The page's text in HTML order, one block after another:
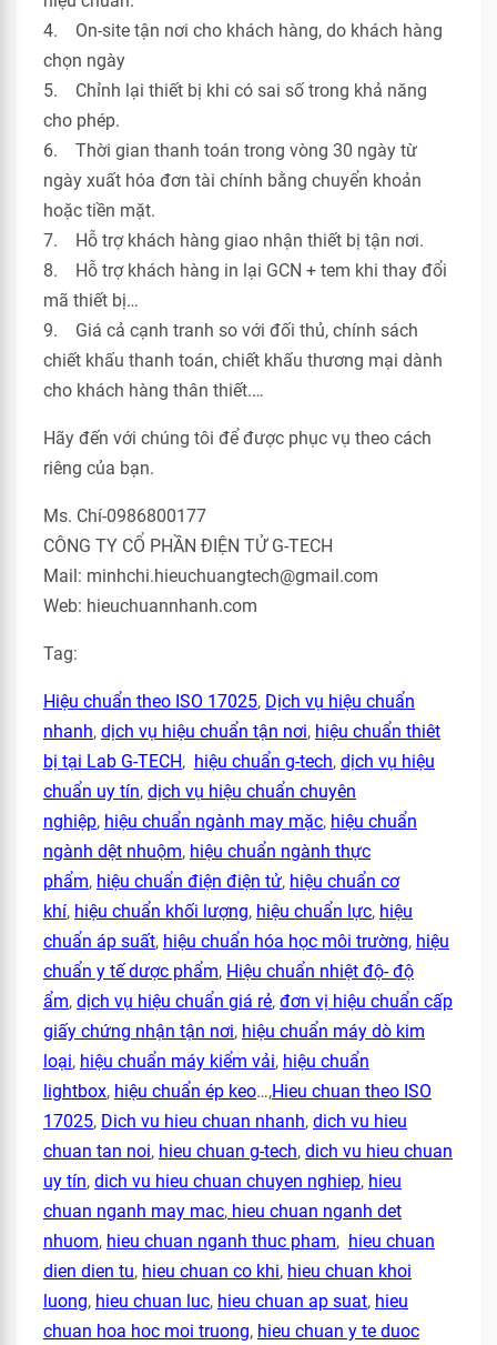
4. On-site tận nơi cho khách hàng, do khách hàng
chọn ngày
5. Chỉnh lại thiết bị khi có sai số trong khả năng
cho phép.
6. Thời gian thanh toán trong vòng 30 ngày từ
ngày xuất hóa đơn tài chính bằng chuyển khoản
hoặc tiền mặt.
7. Hỗ trợ khách hàng giao nhận thiết bị tận nơi.
8. Hỗ trợ khách hàng in lại GCN + tem khi thay đổi
mã thiết bị…
9. Giá cả cạnh tranh so với đối thủ, chính sách
chiết khấu thanh toán, chiết khấu thương mại dành
cho khách hàng thân thiết.…
Hãy đến với chúng tôi để được phục vụ theo cách
riêng của bạn.
Ms. Chí-0986800177
CÔNG TY CỔ PHẦN ĐIỆN TỬ G-TECH
Mail: minhchi.hieuchuangtech@gmail.com
Web: hieuchuannhanh.com
Tag:
Hiệu chuẩn theo ISO 17025, Dịch vụ hiệu chuẩn
nhanh, dịch vụ hiệu chuẩn tận nơi, hiệu chuẩn thiêt
bị tại Lab G-TECH, hiệu chuẩn g-tech, dịch vụ hiệu
chuẩn uy tín, dịch vụ hiệu chuẩn chuyên
nghiệp, hiệu chuẩn ngành may mặc, hiệu chuẩn
ngành dệt nhuộm, hiệu chuẩn ngành thực
phẩm, hiệu chuẩn điện điện tử, hiệu chuẩn cơ
khí, hiệu chuẩn khối lượng, hiệu chuẩn lực, hiệu
chuẩn áp suất, hiệu chuẩn hóa học môi trường, hiệu
chuẩn y tế dược phẩm, Hiệu chuẩn nhiệt độ- độ
ẩm, dịch vụ hiệu chuẩn giá rẻ, đơn vị hiệu chuẩn cấp
giấy chứng nhận tận nơi, hiệu chuẩn máy dò kim
loại, hiệu chuẩn máy kiểm vải, hiệu chuẩn
lightbox, hiệu chuẩn ép keo…,Hieu chuan theo ISO
17025, Dich vu hieu chuan nhanh, dich vu hieu
chuan tan noi, hieu chuan g-tech, dich vu hieu chuan
uy tín, dich vu hieu chuan chuyen nghiep, hieu
chuan nganh may mac, hieu chuan nganh det
nhuom, hieu chuan nganh thuc pham, hieu chuan
dien dien tu, hieu chuan co khi, hieu chuan khoi
luong, hieu chuan luc, hieu chuan ap suat, hieu
chuan hoa hoc moi truong, hieu chuan y te duoc